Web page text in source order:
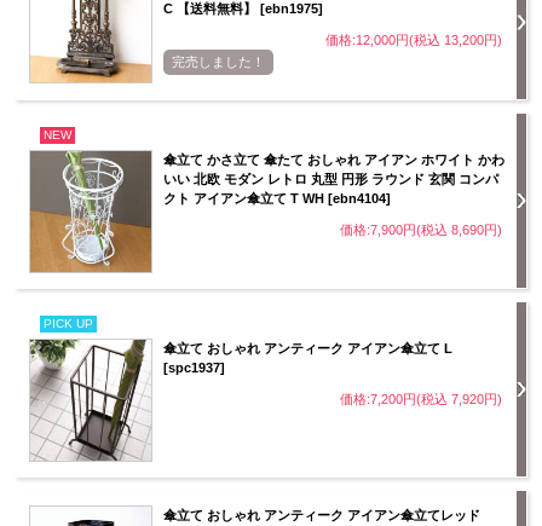
C 【送料無料】 [ebn1975]
価格:12,000円(税込 13,200円)
完売しました！
NEW
傘立て かさ立て 傘たて おしゃれ アイアン ホワイト かわ
いい 北欧 モダン レトロ 丸型 円形 ラウンド 玄関 コンパ
クト アイアン傘立て T WH [ebn4104]
価格:7,900円(税込 8,690円)
PICK UP
傘立て おしゃれ アンティーク アイアン傘立て L
[spc1937]
価格:7,200円(税込 7,920円)
傘立て おしゃれ アンティーク アイアン傘立てレッド